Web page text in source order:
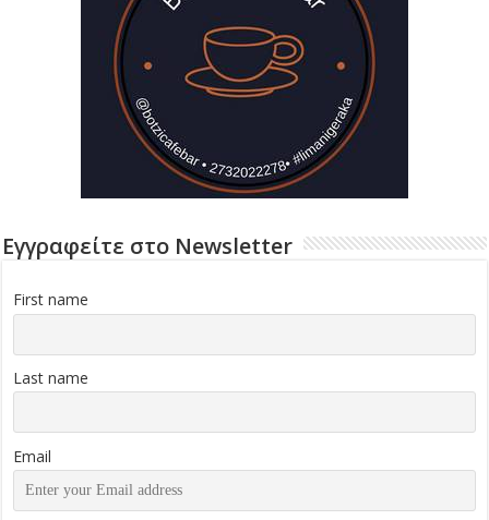
Εγγραφείτε στο Newsletter
First name
Last name
Email